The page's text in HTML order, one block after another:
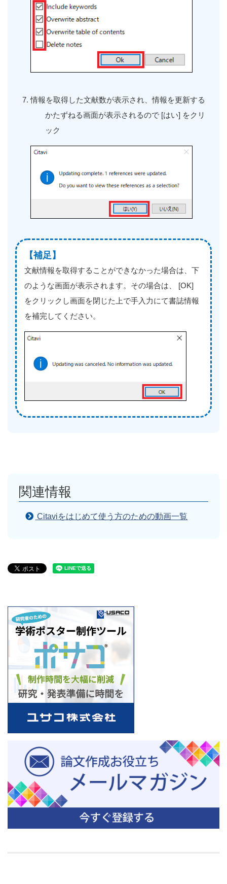
情報を取得した文献数が表示され、情報を更新する
かたずねる画面が表示されるので [はい] をクリ
ック
【補足】
文献情報を取得することができなかった場合は、下
のような画面が表示されます。その場合は、 [OK]
をクリックし画面を閉じた上で手入力にて書誌情報
を補完してください。
関連情報
Citaviをはじめて使う方のための動画一覧